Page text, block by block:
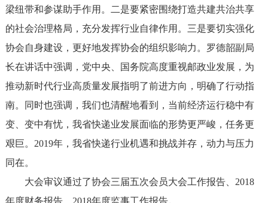
梁纽带和参谋助手作用。二是要紧密围绕打造共建共治共享
的社会治理格局，充分发挥行业自律作用。三是要切实强化
协会自身建设，更好地发挥协会的组织影响力。罗德韶副局
长在讲话中强调，党中央、国务院高度重视邮政业发展，为
推动新时代行业高质量发展指明了前进方向，明确了行动指
南。同时也强调，我们也清醒地看到，当前经济运行稳中有
变、变中有忧，我省快递业发展面临的形势更严峻，任务更
艰巨。2019年，我省快递行业机遇和挑战并存，动力与压力
同在。
大会审议通过了协会三届五次会员大会工作报告、2018
年度财务报告、2018年度监事工作报告。